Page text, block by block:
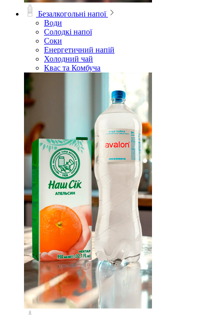
Безалкогольні напої
Води
Солодкі напої
Соки
Енергетичний напій
Холодний чай
Квас та Комбуча